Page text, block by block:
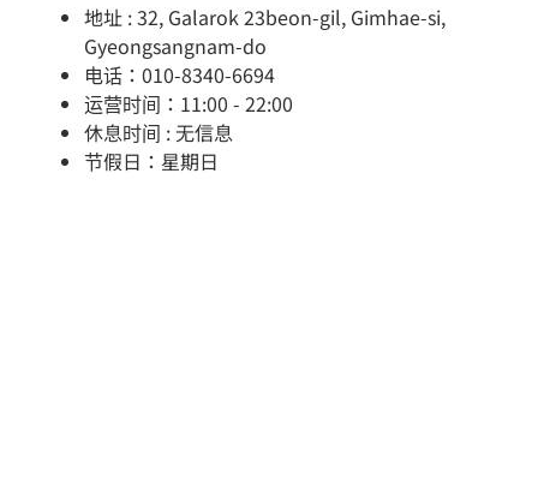
地址 : 32, Galarok 23beon-gil, Gimhae-si,
Gyeongsangnam-do
电话：010-8340-6694
运营时间：11:00 - 22:00
休息时间 : 无信息
节假日：星期日